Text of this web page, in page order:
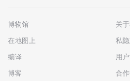
博物馆
在地图上
编译
博客
关
私
用
合